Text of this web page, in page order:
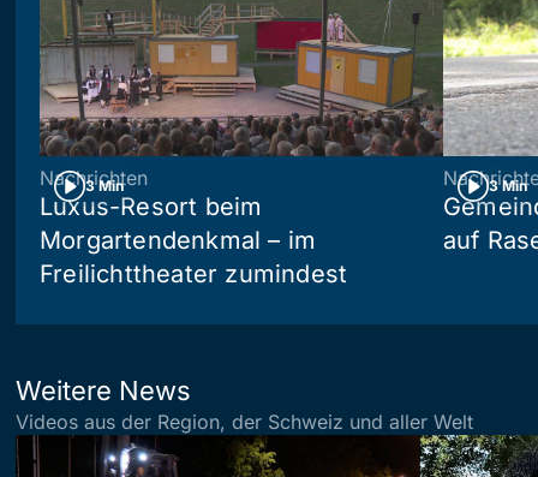
3 Min
Nachrichten
Luxus-Resort beim
Morgartendenkmal – im
Freilichttheater zumindest
3 Min
auf
Weitere News
Videos aus der Region, der Schweiz und aller Welt